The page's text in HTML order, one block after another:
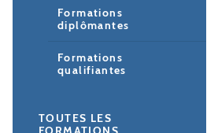
Formations
diplômantes
Formations
qualifiantes
TOUTES LES